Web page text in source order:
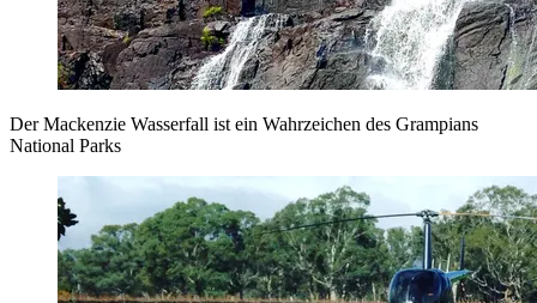
Der Mackenzie Wasserfall ist ein Wahrzeichen des Grampians
National Parks